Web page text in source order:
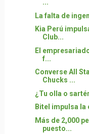
...
La falta de
Kia Perú
Club...
El
f...
Converse All
Chucks ...
¿Tu olla o
Bitel impulsa
Más de 2,000
puesto...